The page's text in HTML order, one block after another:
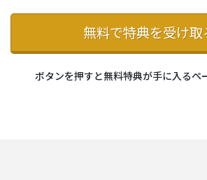
無料で特典を受け取
ボタンを押すと無料特典が手に入るペ